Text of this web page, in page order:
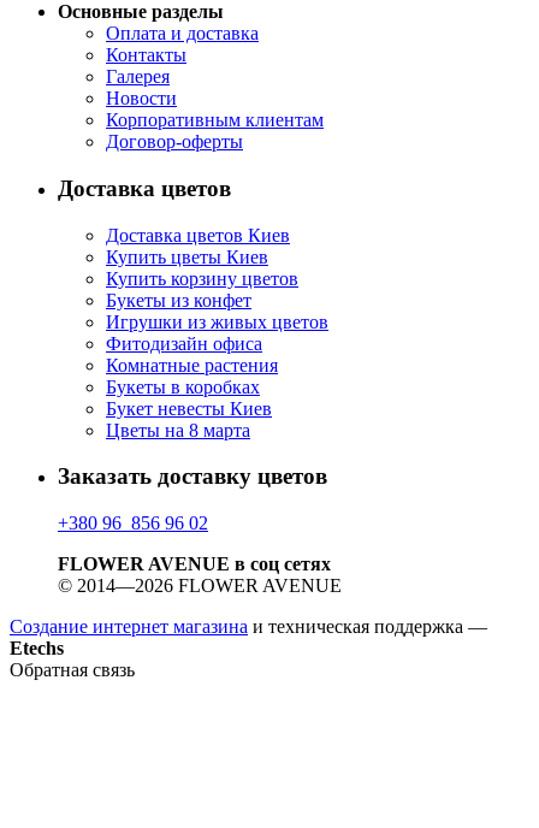
Основные разделы
Оплата и доставка
Контакты
Галерея
Новости
Корпоративным клиентам
Договор-оферты
Доставка цветов
Доставка цветов Киев
Купить цветы Киев
Купить корзину цветов
Букеты из конфет
Игрушки из живых цветов
Фитодизайн офиса
Комнатные растения
Букеты в коробках
Букет невесты Киев
Цветы на 8 марта
Заказать доставку цветов
+380 96 856 96 02
FLOWER AVENUE в соц сетях
© 2014—2026 FLOWER AVENUE
Создание интернет магазина и техническая поддержка —
Etechs
Обратная связь